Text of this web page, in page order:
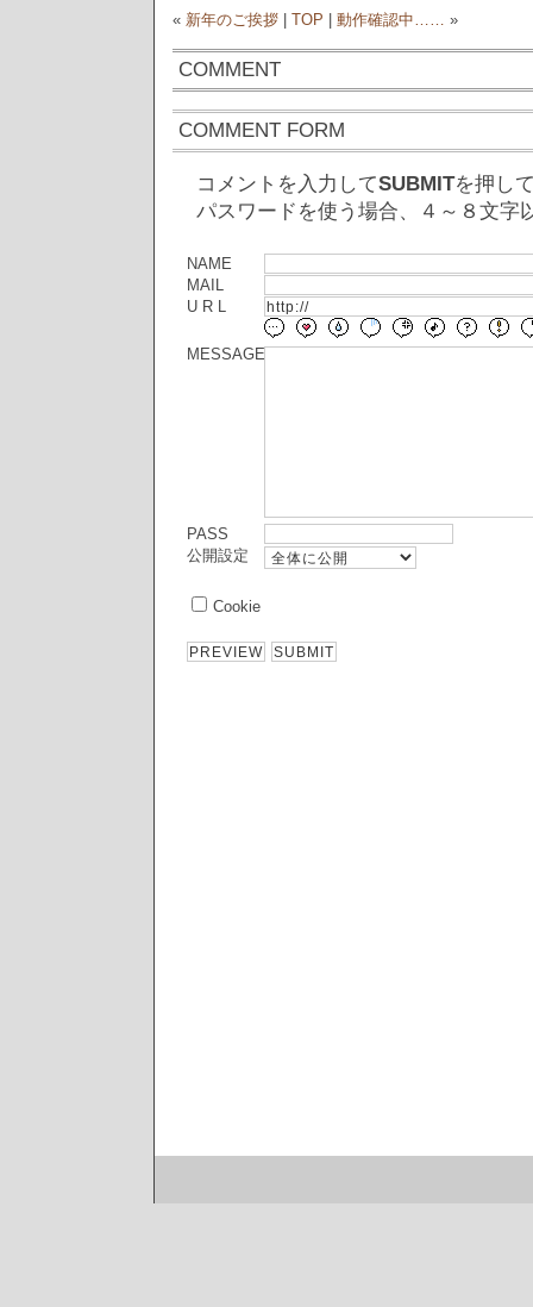
« 新年のご挨拶 | TOP | 動作確認中…… »
COMMENT
COMMENT FORM
コメントを入力してSUBMITを押し
パスワードを使う場合、４～８文字
NAME
MAIL
U R L
MESSAGE
PASS
公開設定
Cookie